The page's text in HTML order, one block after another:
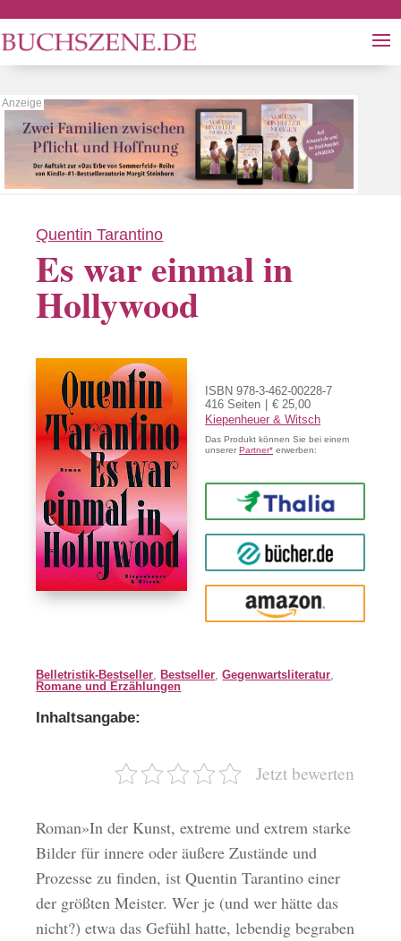
Quentin Tarantino
Es war einmal in
Hollywood
ISBN 978-3-462-00228-7
416 Seiten
€ 25,00
Kiepenheuer & Witsch
Das Produkt können Sie bei einem
unsererPartner* erwerben:
Thalia
buecher.de
Amazon
Belletristik-Bestseller, Bestseller,Gegenwartsliteratur,
Romane und Erzählungen
Inhaltsangabe:
Jetzt bewerten
Roman»In der Kunst, extreme und extrem starke
Bilder für innere oder äußere Zustände und
Prozesse zu finden, ist Quentin Tarantino einer
der größten Meister. Wer je (und wer hätte das
nicht?) etwa das Gefühl hatte, lebendig begraben